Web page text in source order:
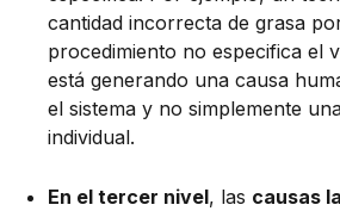
cantidad incorrecta de grasa
procedimiento no especifica el
está generando una causa
el sistema y no simplemente
individual.
En el tercer nivel, las causas